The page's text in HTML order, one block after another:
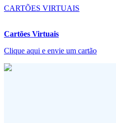
CARTÕES VIRTUAIS
Cartões Virtuais
Clique aqui e envie um cartão